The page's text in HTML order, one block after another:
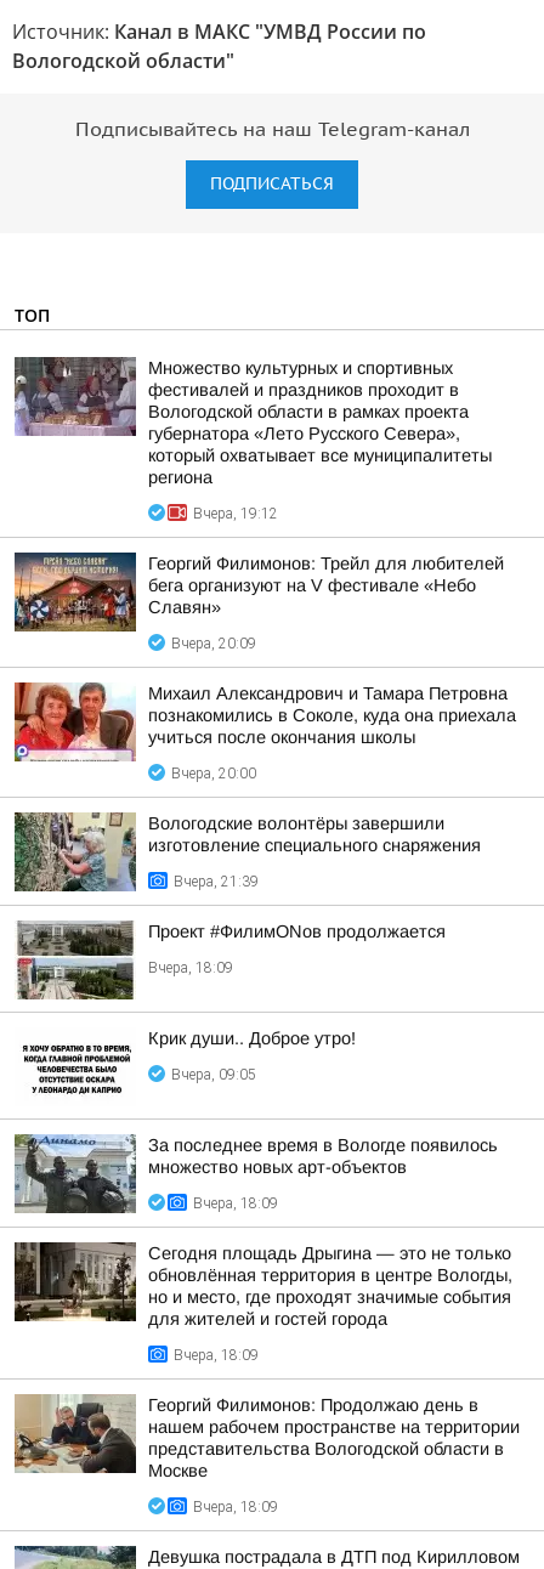
Источник: Канал в МАКС "УМВД России по
Вологодской области"
Подписывайтесь на наш Telegram-канал
ПОДПИСАТЬСЯ
ТОП
Множество культурных и спортивных
фестивалей и праздников проходит в
Вологодской области в рамках проекта
губернатора «Лето Русского Севера»,
который охватывает все муниципалитеты
региона
Вчера, 19:12
Георгий Филимонов: Трейл для любителей
бега организуют на V фестивале «Небо
Славян»
Вчера, 20:09
Михаил Александрович и Тамара Петровна
познакомились в Соколе, куда она приехала
учиться после окончания школы
Вчера, 20:00
Вологодские волонтёры завершили
изготовление специального снаряжения
Вчера, 21:39
Проект #ФилимONов продолжается
Вчера, 18:09
Крик души.. Доброе утро!
Вчера, 09:05
За последнее время в Вологде появилось
множество новых арт-объектов
Вчера, 18:09
Сегодня площадь Дрыгина — это не только
обновлённая территория в центре Вологды,
но и место, где проходят значимые события
для жителей и гостей города
Вчера, 18:09
Георгий Филимонов: Продолжаю день в
нашем рабочем пространстве на территории
представительства Вологодской области в
Москве
Вчера, 18:09
Девушка пострадала в ДТП под Кирилловом